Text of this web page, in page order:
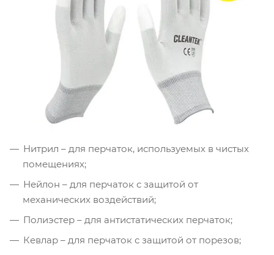
Нитрил – для перчаток, используемых в чистых
помещениях;
Нейлон – для перчаток с защитой от
механических воздействий;
Полиэстер – для антистатических перчаток;
Кевлар – для перчаток с защитой от порезов;